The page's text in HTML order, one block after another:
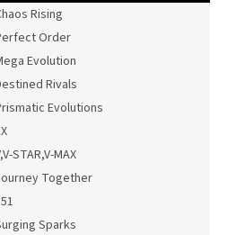
Rising
Order
Evolution
Rivals
Evolutions
STAR,V-MAX
Together
Sparks